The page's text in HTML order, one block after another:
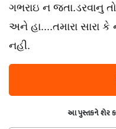
ગભરાઇ ન જતા.ડરવાનુ
અને હા....તમારા સારા
નહી.
આ પુસ્તકને શેર